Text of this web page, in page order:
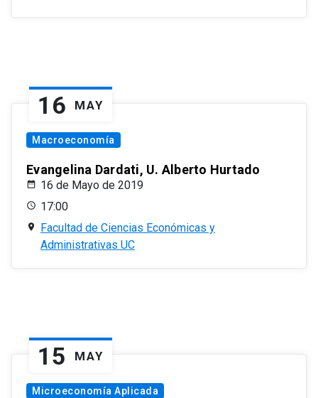
16 MAY
Macroeconomía
Evangelina Dardati, U. Alberto Hurtado
16 de Mayo de 2019
17:00
Facultad de Ciencias Económicas y
Administrativas UC
15 MAY
Microeconomía Aplicada